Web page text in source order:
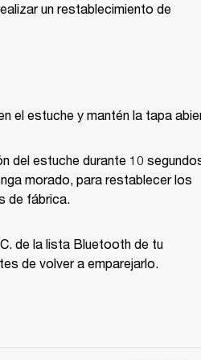
un restablecimiento de
el estuche y mantén la tapa
del estuche durante 10
morado, para restablecer los
de fábrica.
de la lista Bluetooth de tu
de volver a emparejarlo.